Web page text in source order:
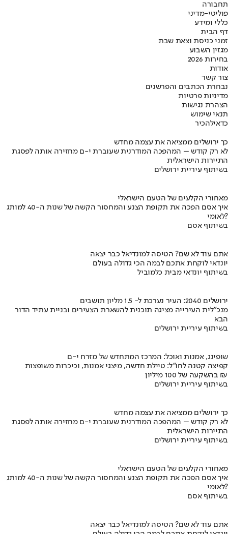
תחבורה
פוליטי-מדיני
כללי ומידע
דף הבית
זמני כניסת וצאת שבת
מגזין השבוע
בחירות 2026
אודות
צור קשר
נבחרת הכתבים והפרשנים
מדיניות פרטיות
הצהרת נגישות
תנאי שימוש
כדאילהכיר
כך ירושלים ממציאה את עצמה מחדש
לא רק קודש – המהפכה המודרנית שעוברת י-ם מחזירה אותה לפסגת
התיירות הישראלית
בשיתוף עיריית ירושלים
מאחורי הקלעים של הטעם הישראלי
איך אסם הפכה את תקופת הצנע והמחסור הקשה של שנות ה-40 למותג
לאומי?
בשיתוף אסם
אתם עוד לא שם? הטיסה למונדיאל כבר יצאה
יונדאי לוקחת אתכם לבמה הכי גדולה בעולם
בשיתוף יונדאי מבית כלמוביל
ירושלים 2040: העיר נערכת ל- 1.5 מליון תושבים
מנכ"לית העירייה מציגה תוכנית להשארת הצעירים ובניית עתיד הדור
הבא
בשיתוף עיריית ירושלים
שופינג, אמנות ואוכל: המרכז המתחדש של מזרח י-ם
קפיצה קטנה לחו"ל: טיילת חדשה, מיצגי אמנות, וכיכרות משופצות
בהשקעה של 100 מיליון ₪
בשיתוף עיריית ירושלים
כך ירושלים ממציאה את עצמה מחדש
לא רק קודש – המהפכה המודרנית שעוברת י-ם מחזירה אותה לפסגת
התיירות הישראלית
בשיתוף עיריית ירושלים
מאחורי הקלעים של הטעם הישראלי
איך אסם הפכה את תקופת הצנע והמחסור הקשה של שנות ה-40 למותג
לאומי?
בשיתוף אסם
אתם עוד לא שם? הטיסה למונדיאל כבר יצאה